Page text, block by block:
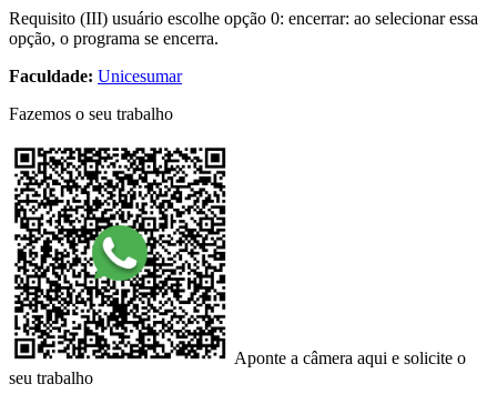
Requisito (III) usuário escolhe opção 0: encerrar: ao selecionar essa
opção, o programa se encerra.
Faculdade: Unicesumar
Fazemos o seu trabalho
Aponte a câmera aqui e solicite o
seu trabalho